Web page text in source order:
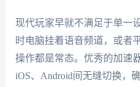
现代玩家早就不满足于单一
时电脑挂着语音频道，或者
操作都是常态。优秀的加速
iOS、Android间无缝切换，